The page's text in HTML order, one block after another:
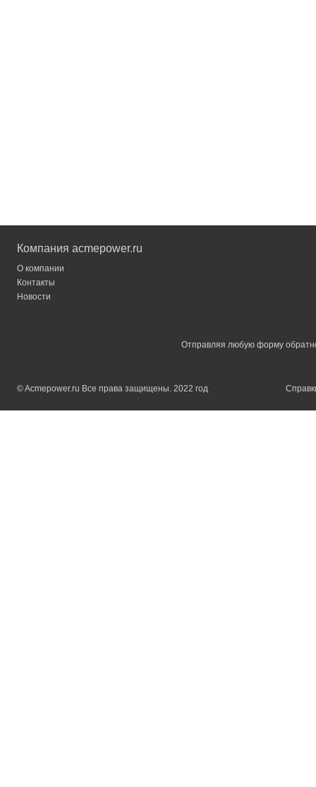
Компания acmepower.ru
О компании
Контакты
Новости
Отправляя любую форму
© Acmepower.ru Все права защищены. 2022 год